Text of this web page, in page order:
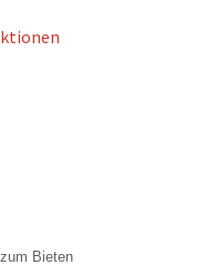
Bieten